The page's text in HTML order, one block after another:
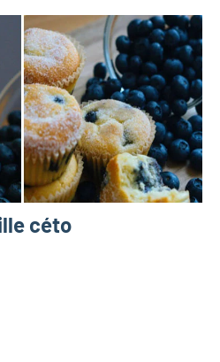
céto